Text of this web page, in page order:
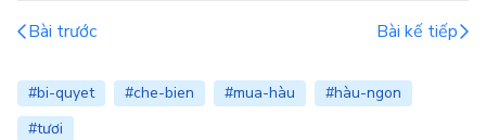
Bài trước Bài kế tiếp
#bi-quyet #che-bien #mua-hàu
#hàu-ngon
#tươi